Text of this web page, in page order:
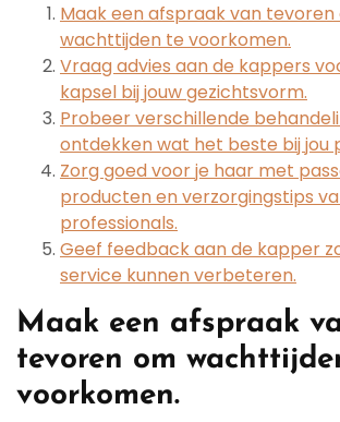
Maak een afspraak van tevoren
wachttijden te voorkomen.
Vraag advies aan de kappers
kapsel bij jouw gezichtsvorm.
Probeer verschillende
ontdekken wat het beste bij jou
Zorg goed voor je haar met
producten en verzorgingstips
professionals.
Geef feedback aan de kapper
service kunnen verbeteren.
Maak een afspraak
tevoren om
voorkomen.